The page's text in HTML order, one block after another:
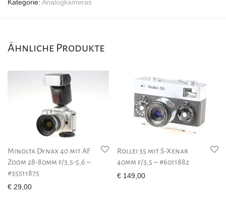
Kategorie: Analogkameras
Ähnliche Produkte
Minolta Dynax 40 mit AF
Zoom 28-80mm f/3,5-5,6 –
#35511875
€ 29,00
Rollei 35 mit S-Xenar
40mm f/3,5 – #6011882
€ 149,00